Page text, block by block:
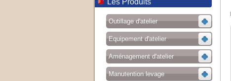
Les Produits
Outillage d'atelier
Equipement d'atelier
Aménagement d'atelier
Manutention levage